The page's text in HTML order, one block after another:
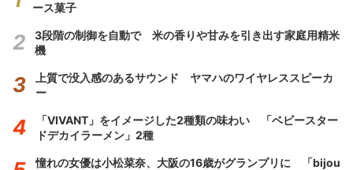
ース菓子
3段階の制御を自動で 米の香りや甘みを引き出す家庭用精米
機
上質で没入感のあるサウンド ヤマハのワイヤレススピーカ
ー
「VIVANT」をイメージした2種類の味わい 「ベビースター
ドデカイラーメン」2種
憧れの女優は小松菜奈、大阪の16歳がグランプリに 「bijou